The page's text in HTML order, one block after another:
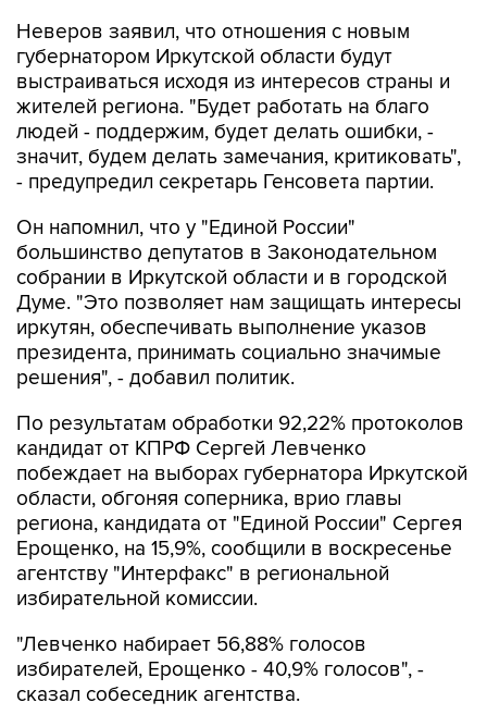
Неверов заявил, что отношения с новым
губернатором Иркутской области будут
выстраиваться исходя из интересов страны и
жителей региона. "Будет работать на благо
людей - поддержим, будет делать ошибки, -
значит, будем делать замечания, критиковать",
- предупредил секретарь Генсовета партии.
Он напомнил, что у "Единой России"
большинство депутатов в Законодательном
собрании в Иркутской области и в городской
Думе. "Это позволяет нам защищать интересы
иркутян, обеспечивать выполнение указов
президента, принимать социально значимые
решения", - добавил политик.
По результатам обработки 92,22% протоколов
кандидат от КПРФ Сергей Левченко
побеждает на выборах губернатора Иркутской
области, обгоняя соперника, врио главы
региона, кандидата от "Единой России" Сергея
Ерощенко, на 15,9%, сообщили в воскресенье
агентству "Интерфакс" в региональной
избирательной комиссии.
"Левченко набирает 56,88% голосов
избирателей, Ерощенко - 40,9% голосов", -
сказал собеседник агентства.